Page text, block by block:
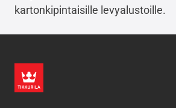
kartonkipintaisille levyalustoille.